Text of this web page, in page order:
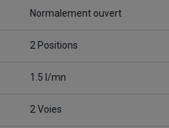
Normalement ouvert
2 Positions
1.5 l/mn
2 Voies